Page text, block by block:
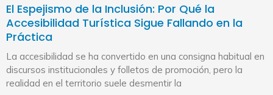
El Espejismo de la Inclusión: Por Qué la
Accesibilidad Turística Sigue Fallando en la
Práctica
La accesibilidad se ha convertido en una consigna habitual en
discursos institucionales y folletos de promoción, pero la
realidad en el territorio suele desmentir la